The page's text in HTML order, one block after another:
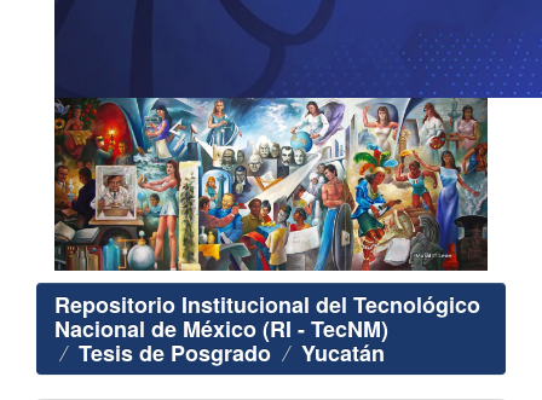
Repositorio Institucional del Tecnológico
Nacional de México (RI - TecNM)
Tesis de Posgrado Yucatán